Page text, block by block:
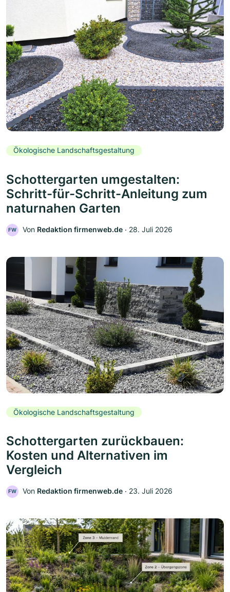
Ökologische Landschaftsgestaltung
Schottergarten umgestalten:
Schritt-für-Schritt-Anleitung zum
naturnahen Garten
FW Von Redaktion firmenweb.de ‧ 28. Juli 2026
Ökologische Landschaftsgestaltung
Schottergarten zurückbauen:
Kosten und Alternativen im
Vergleich
FW Von Redaktion firmenweb.de ‧ 23. Juli 2026